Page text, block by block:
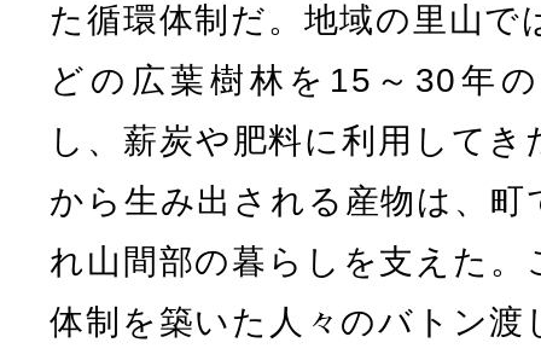
た循環体制だ。地域の里山
どの広葉樹林を15～30年
し、薪炭や肥料に利用して
から生み出される産物は、
れ山間部の暮らしを支えた
体制を築いた人々のバトン渡